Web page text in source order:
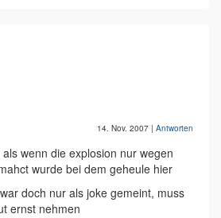
14. Nov. 2007 | Antworten
wenn die explosion nur wegen
wurde bei dem geheule hier
doch nur als joke gemeint, muss
ernst nehmen